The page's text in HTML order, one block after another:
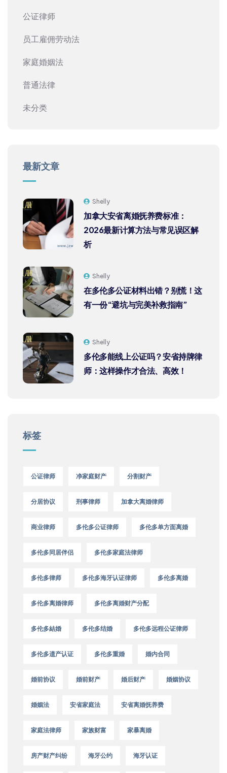
公证律师
员工雇佣劳动法
家庭婚姻法
普通法律
未分类
最新文章
Shelly
加拿大安省离婚抚养费标准：
2026最新计算方法与常见误区解
析
Shelly
在多伦多公证材料出错？别慌！这
有一份“避坑与完美补救指南”
Shelly
多伦多能线上公证吗？安省持牌律
师：这样操作才合法、高效！
标签
公证律师 净家庭财产 分割财产
分居协议 刑事律师 加拿大离婚律师
商业律师 多伦多公证律师 多伦多单方面离婚
多伦多同居伴侣 多伦多家庭法律师
多伦多律师 多伦多海牙认证律师 多伦多离婚
多伦多离婚律师 多伦多离婚财产分配
多伦多結婚 多伦多结婚 多伦多远程公证律师
多伦多遗产认证 多伦多重婚 婚内合同
婚前协议 婚前财产 婚后财产 婚姻协议
婚姻法 安省家庭法 安省离婚抚养费
家庭法律师 家族财富 家暴离婚
房产财产纠纷 海牙公约 海牙认证